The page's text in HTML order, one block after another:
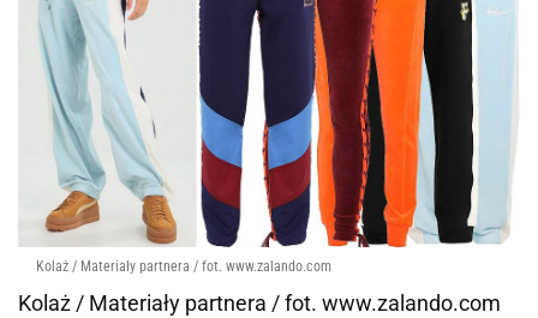
Kolaż / Materiały partnera / fot. www.zalando.com
Kolaż / Materiały partnera / fot. www.zalando.com